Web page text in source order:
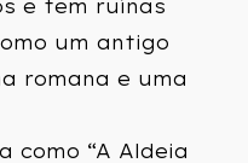
e tem ruínas
um antigo
romana e uma
como “A Aldeia